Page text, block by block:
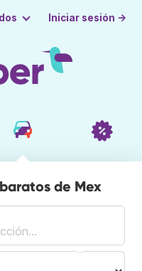
Iniciar sesión →
de Mex